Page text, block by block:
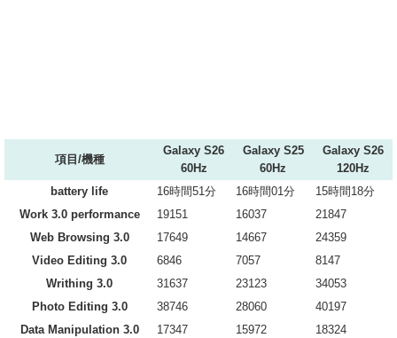
項目/機種
Galaxy S26
60Hz
Galaxy S25
60Hz
Galaxy S26
120Hz
battery life
16時間51分 16時間01分
15時間18分
Work 3.0 performance
19151 16037
21847
Web Browsing 3.0
17649 14667
24359
Video Editing 3.0
6846 7057
8147
Writhing 3.0
31637 23123
34053
Photo Editing 3.0
38746 28060
40197
Data Manipulation 3.0
17347 15972 18324